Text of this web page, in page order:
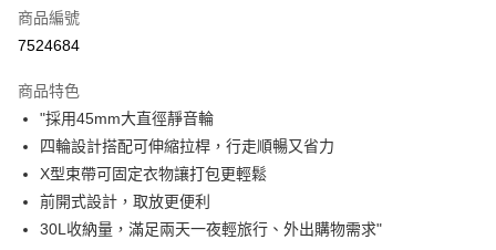
信用卡分期付款
合作金庫商業銀行
華南商業銀行
上海商業儲蓄銀行
台北富邦商業銀行
國泰世華商業銀行
臺灣中小企業銀行
匯豐（台灣）商業銀行
華泰商業銀行
聯邦商業銀行
遠東國際商業銀行
6 期 0 利率 每期
華南商業銀行
彰化商業銀行
上海商業儲蓄銀行
國泰世華商業銀行
臺灣中小企業銀行
台中商業銀行
LINE Pay
Apple Pay
街口支付
商品編號
7524684
商品特色
"採用45mm大直徑靜音輪
四輪設計搭配可伸縮拉桿，行走順暢又省力
X型束帶可固定衣物讓打包更輕鬆
前開式設計，取放更便利
30L收納量，滿足兩天一夜輕旅行、外出購物需求"